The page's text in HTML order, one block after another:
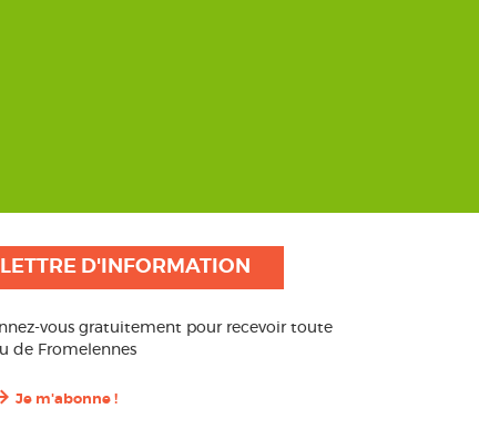
LETTRE D'INFORMATION
vous gratuitement pour recevoir toute
de Fromelennes
Je m'abonne !